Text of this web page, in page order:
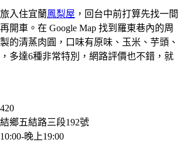
入住宜蘭鳳梨屋 ，回台中前打算先找一間
開車。在 Google Map 找到羅東巷內的周
的清蒸肉圓，口味有原味、玉米、芋頭、
多達6種非常特別，網路評價也不錯，就
鄉五結路三段192號
晚上19:00